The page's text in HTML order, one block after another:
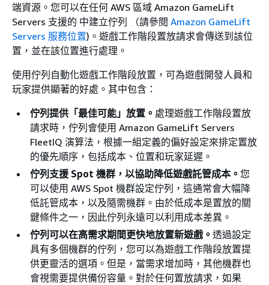
端資源。您可以在任何 AWS 區域 Amazon GameLift
Servers 支援的 中建立佇列 （請參閱 Amazon GameLift
Servers 服務位置)。遊戲工作階段置放請求會傳送到該位
置，並在該位置進行處理。
使用佇列自動化遊戲工作階段放置，可為遊戲開發人員和
玩家提供顯著的好處。其中包含：
佇列提供「最佳可能」放置。 處理遊戲工作階段置放
請求時，佇列會使用 Amazon GameLift Servers
FleetIQ 演算法，根據一組定義的偏好設定來排定置放
的優先順序，包括成本、位置和玩家延遲。
佇列支援 Spot 機群，以協助降低遊戲託管成本。 您
可以使用 AWS Spot 機群設定佇列，這通常會大幅降
低託管成本，以及隨需機群。由於低成本是置放的關
鍵條件之一，因此佇列永遠可以利用成本差異。
佇列可以在高需求期間更快地放置新遊戲。 透過設定
具有多個機群的佇列，您可以為遊戲工作階段放置提
供更靈活的選項。但是，當需求增加時，其他機群也
會視需要提供備份容量。對於任何置放請求，如果